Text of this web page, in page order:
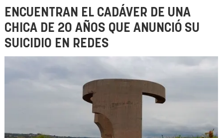
ENCUENTRAN EL CADÁVER DE UNA
CHICA DE 20 AÑOS QUE ANUNCIÓ SU
SUICIDIO EN REDES